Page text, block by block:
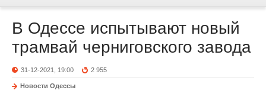
В Одессе испытывают новый
трамвай черниговского завода
31-12-2021, 19:00 2 955
Новости Одессы